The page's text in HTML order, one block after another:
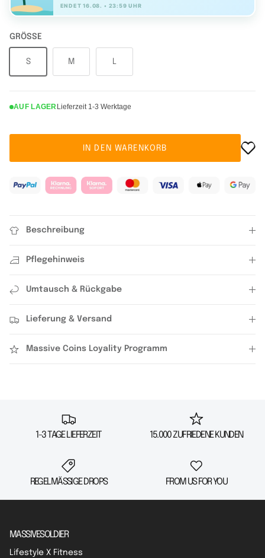
ENDET 16.08. • 23:59 UHR
GRÖSSE
S M L
AUF LAGER Lieferzeit 1-3 Werktage
IN DEN WARENKORB
Beschreibung
Pflegehinweis
Umtausch & Rückgabe
Lieferung & Versand
Massive Coins Loyality Programm
1-3 TAGE LIEFERZEIT 15.000 ZUFRIEDENE KUNDEN
REGELMÄSSIGE DROPS FROM US FOR YOU
MASSIVESOLDIER
Lifestyle X Fitness